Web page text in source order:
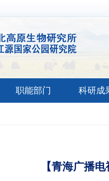
职能部门 科研成
【青海广播